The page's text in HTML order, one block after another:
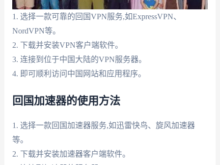
1. 选择一款可靠的回国VPN服务,如ExpressVPN、
NordVPN等。
2. 下载并安装VPN客户端软件。
3. 连接到位于中国大陆的VPN服务器。
4. 即可顺利访问中国网站和应用程序。
回国加速器的使用方法
1. 选择一款回国加速器服务,如迅雷快鸟、旋风加速器
等。
2. 下载并安装加速器客户端软件。